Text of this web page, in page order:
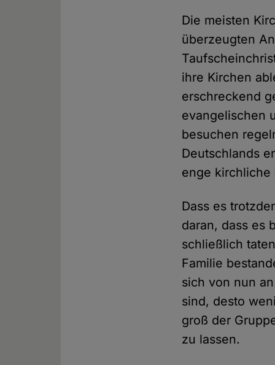
Die meisten
überzeugten
ihre Kirchen
erschreckend
evangelischen
besuchen
Deutschlands
enge kirchliche
Dass es
daran, dass es
schließlich
Familie
sich von nun
sind, desto
groß der
zu lassen.